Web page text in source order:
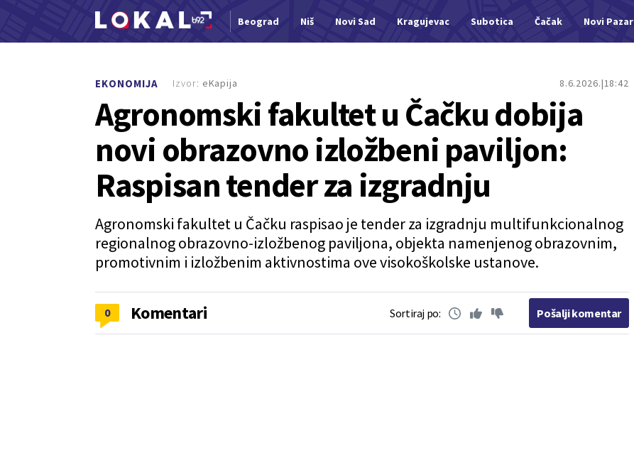
Beograd Niš Novi Sad Kragujevac Subotica Čačak Novi Pazar
EKONOMIJA 8.6.2026. 18:42
Agronomski fakultet u Čačku dobija
novi obrazovno izložbeni paviljon:
Raspisan tender za izgradnju
Agronomski fakultet u Čačku raspisao je tender za izgradnju multifunkcionalnog
regionalnog obrazovno-izložbenog paviljona, objekta namenjenog obrazovnim,
promotivnim i izložbenim aktivnostima ove visokoškolske ustanove.
Izvor: eKapija
0 Komentari Sortiraj po: Pošalji komentar